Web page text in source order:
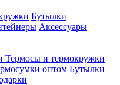
Бутылки
Аксессуары
Термосы и термокружки
оптом Бутылки